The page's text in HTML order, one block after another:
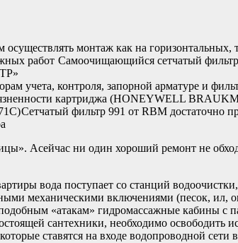
монтаж как на горизонтальных,
работ Самоочищающийся сетчатый
учета, контроля, запорной арматуре и
картриджа (HONEYWELL
Сетчатый фильтр 991 от RBM достаточно
Асейчас ни один хороший ремонт не
вода поступает со станций водоочистки,
механическими включениями (песок, ил,
«атакам» гидромассажные кабины с
сантехники, необходимо освободить
ставятся на входе водопроводной сети